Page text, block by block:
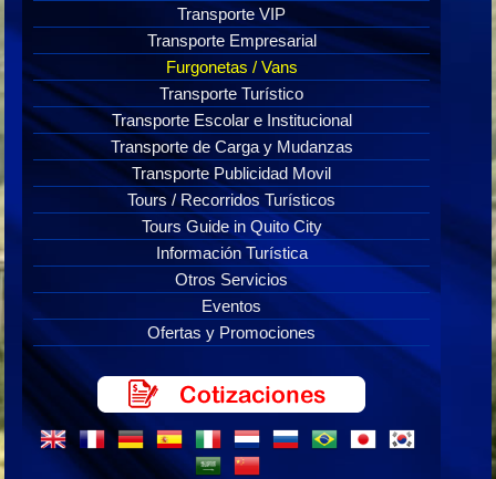
Transporte VIP
Transporte Empresarial
Furgonetas / Vans
Transporte Turístico
Transporte Escolar e Institucional
Transporte de Carga y Mudanzas
Transporte Publicidad Movil
Tours / Recorridos Turísticos
Tours Guide in Quito City
Información Turística
Otros Servicios
Eventos
Ofertas y Promociones